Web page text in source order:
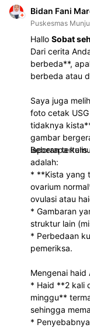
Bidan Fani
Puskesmas
Hallo Sobat
Dari cerita
berbeda**,
berbeda atau
Saya juga
foto cetak
tidaknya
gambar
laporan
Beberapa
adalah:
* **Kista yang
ovarium
ovulasi atau
* Gambaran
struktur lain
* Perbedaan
pemeriksa.
Mengenai haid
* Haid **2 kali
minggu**
sehingga
*